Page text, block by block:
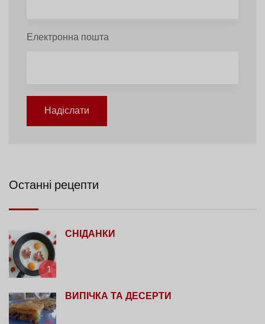
Електронна пошта
Надіслати
Останні рецепти
1
СНІДАНКИ
ВИПІЧКА ТА ДЕСЕРТИ